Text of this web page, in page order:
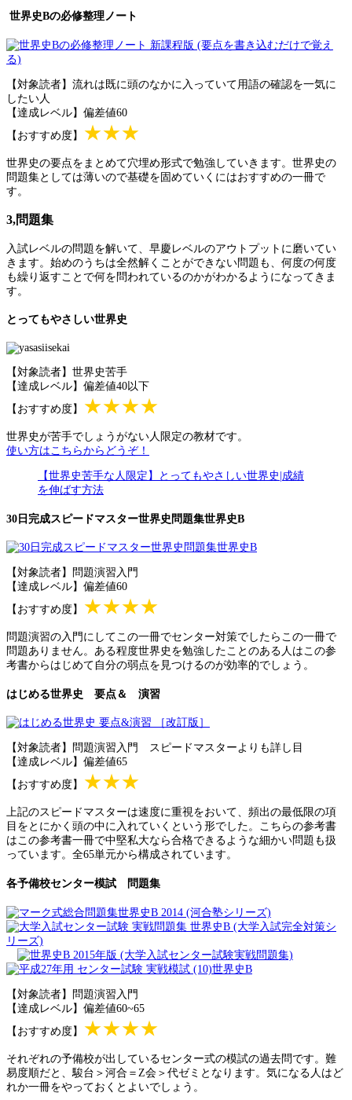
世界史Bの必修整理ノート
【対象読者】流れは既に頭のなかに入っていて用語の確認を一気に
したい人
【達成レベル】偏差値60
【おすすめ度】 ★★★
世界史の要点をまとめて穴埋め形式で勉強していきます。世界史の
問題集としては薄いので基礎を固めていくにはおすすめの一冊で
す。
3,問題集
入試レベルの問題を解いて、早慶レベルのアウトプットに磨いてい
きます。始めのうちは全然解くことができない問題も、何度の何度
も繰り返すことで何を問われているのかがわかるようになってきま
す。
とってもやさしい世界史
【対象読者】世界史苦手
【達成レベル】偏差値40以下
【おすすめ度】 ★★★★
世界史が苦手でしょうがない人限定の教材です。
使い方はこちらからどうぞ！
【世界史苦手な人限定】とってもやさしい世界史|成績
を伸ばす方法
30日完成スピードマスター世界史問題集世界史B
【対象読者】問題演習入門
【達成レベル】偏差値60
【おすすめ度】 ★★★★
問題演習の入門にしてこの一冊でセンター対策でしたらこの一冊で
問題ありません。ある程度世界史を勉強したことのある人はこの参
考書からはじめて自分の弱点を見つけるのが効率的でしょう。
はじめる世界史 要点＆ 演習
【対象読者】問題演習入門 スピードマスターよりも詳し目
【達成レベル】偏差値65
【おすすめ度】 ★★★
上記のスピードマスターは速度に重視をおいて、頻出の最低限の項
目をとにかく頭の中に入れていくという形でした。こちらの参考書
はこの参考書一冊で中堅私大なら合格できるような細かい問題も扱
っています。全65単元から構成されています。
各予備校センター模試 問題集
【対象読者】問題演習入門
【達成レベル】偏差値60~65
【おすすめ度】 ★★★★
それぞれの予備校が出しているセンター式の模試の過去問です。難
易度順だと、駿台＞河合＝Z会＞代ゼミとなります。気になる人はど
れか一冊をやっておくとよいでしょう。